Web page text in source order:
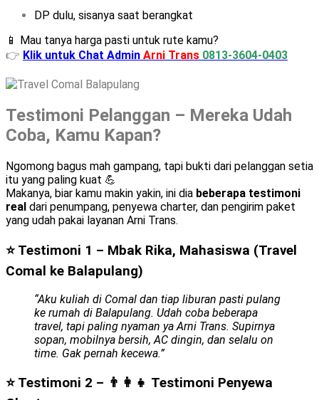
DP dulu, sisanya saat berangkat
📱 Mau tanya harga pasti untuk rute kamu?
👉 Klik untuk Chat Admin Arni Trans 0813-3604-0403
Testimoni Pelanggan – Mereka Udah
Coba, Kamu Kapan?
Ngomong bagus mah gampang, tapi bukti dari pelanggan setia
itu yang paling kuat 💪
Makanya, biar kamu makin yakin, ini dia beberapa testimoni
real dari penumpang, penyewa charter, dan pengirim paket
yang udah pakai layanan Arni Trans.
⭐ Testimoni 1 – Mbak Rika, Mahasiswa (Travel
Comal ke Balapulang)
“Aku kuliah di Comal dan tiap liburan pasti pulang
ke rumah di Balapulang. Udah coba beberapa
travel, tapi paling nyaman ya Arni Trans. Supirnya
sopan, mobilnya bersih, AC dingin, dan selalu on
time. Gak pernah kecewa.”
⭐ Testimoni 2 – 👨‍👩‍👧 Testimoni Penyewa